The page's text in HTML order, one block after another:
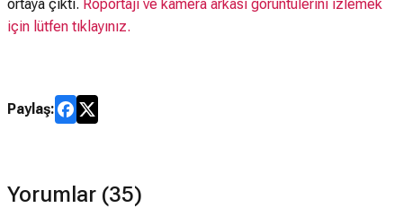
ortaya çıktı. Röportajı ve kamera arkası görüntülerini izlemek
için lütfen tıklayınız.
Paylaş:
Yorumlar (35)